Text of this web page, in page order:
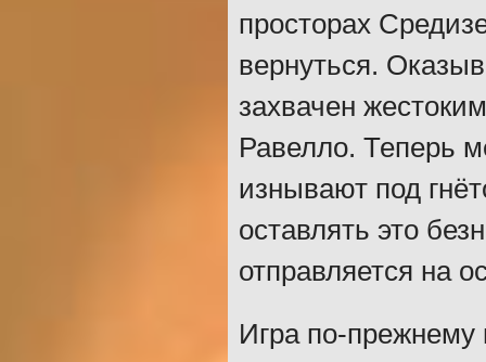
просторах
вернуться.
захвачен
Равелло. Теперь
изнывают под
оставлять это
отправляется на
Игра по-прежнему